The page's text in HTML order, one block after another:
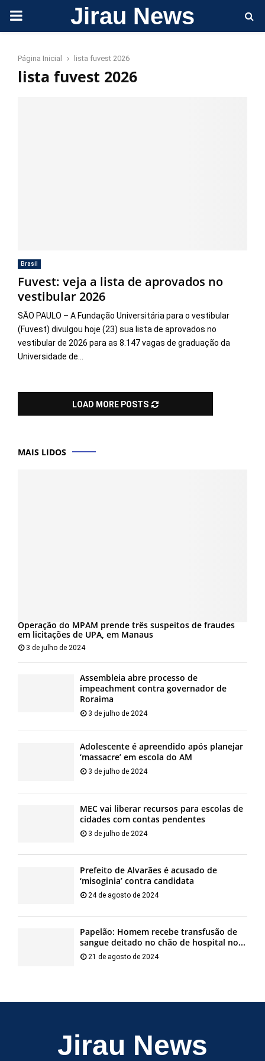
PRIMARY Jirau News
Página Inicial lista fuvest 2026
lista fuvest 2026
Brasil
Fuvest: veja a lista de aprovados no
vestibular 2026
SÃO PAULO – A Fundação Universitária para o vestibular
(Fuvest) divulgou hoje (23) sua lista de aprovados no
vestibular de 2026 para as 8.147 vagas de graduação da
Universidade de...
LOAD MORE POSTS
MAIS LIDOS
Operação do MPAM prende três suspeitos de fraudes
em licitações de UPA, em Manaus
3 de julho de 2024
Assembleia abre processo de
impeachment contra governador de
Roraima
3 de julho de 2024
Adolescente é apreendido após planejar
‘massacre’ em escola do AM
3 de julho de 2024
MEC vai liberar recursos para escolas de
cidades com contas pendentes
3 de julho de 2024
Prefeito de Alvarães é acusado de
‘misoginia’ contra candidata
24 de agosto de 2024
Papelão: Homem recebe transfusão de
sangue deitado no chão de hospital no...
21 de agosto de 2024
Jirau News